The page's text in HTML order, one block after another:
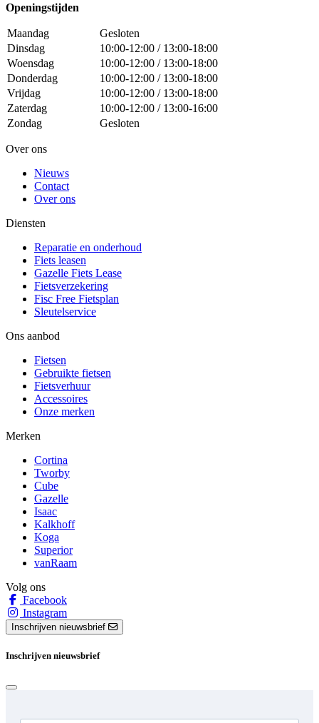
Openingstijden
Maandag
Gesloten
Dinsdag
10:00-12:00 / 13:00-18:00
Woensdag
10:00-12:00 / 13:00-18:00
Donderdag
10:00-12:00 / 13:00-18:00
Vrijdag
10:00-12:00 / 13:00-18:00
Zaterdag
10:00-12:00 / 13:00-16:00
Zondag
Gesloten
Over ons
Nieuws
Contact
Over ons
Diensten
Reparatie en onderhoud
Fiets leasen
Gazelle Fiets Lease
Fietsverzekering
Fisc Free Fietsplan
Sleutelservice
Ons aanbod
Fietsen
Gebruikte fietsen
Fietsverhuur
Accessoires
Onze merken
Merken
Cortina
Tworby
Cube
Gazelle
Isaac
Kalkhoff
Koga
Superior
vanRaam
Volg ons
Facebook
Instagram
Inschrijven nieuwsbrief
Inschrijven nieuwsbrief